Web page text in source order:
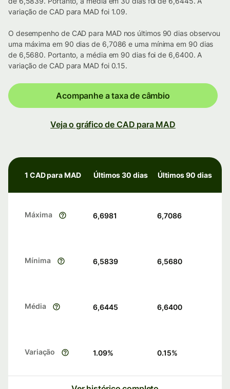
variação de CAD para MAD foi 1.09.
O desempenho de CAD para MAD nos últimos 90 dias observou
uma máxima em 90 dias de 6,7086 e uma mínima em 90 dias
de 6,5680. Portanto, a média em 90 dias foi de 6,6400. A
variação de CAD para MAD foi 0.15.
Acompanhe a taxa de câmbio
Veja o gráfico de CAD para MAD
1 CAD para MAD Últimos 30 dias Últimos 90 dias
Máxima 6,6981 6,7086
Mínima 6,5839 6,5680
Média 6,6445 6,6400
Variação 1.09% 0.15%